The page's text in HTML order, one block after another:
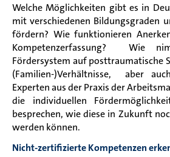
Welche Möglichkeiten gibt es in
mit verschiedenen Bildungsgraden
fördern? Wie funktionieren
Kompetenzerfassung? Wie
Fördersystem auf posttraumatische
(Familien-)Verhältnisse, aber
Experten aus der Praxis der
die individuellen
besprechen, wie diese in Zukunft
werden können.
Nicht-zertifizierte Kompetenzen